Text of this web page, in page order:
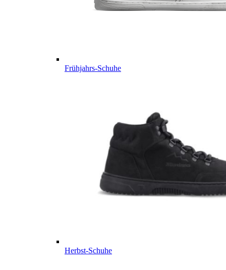
Frühjahrs-Schuhe
Herbst-Schuhe